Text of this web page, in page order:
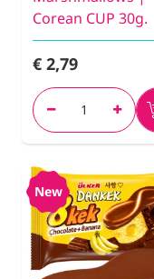
Corean CUP 30g.
€ 2,79
New